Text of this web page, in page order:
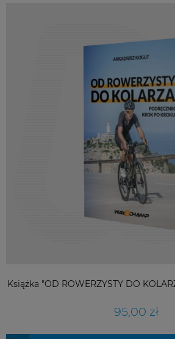
Książka "OD ROWERZYSTY DO
95,00 zł